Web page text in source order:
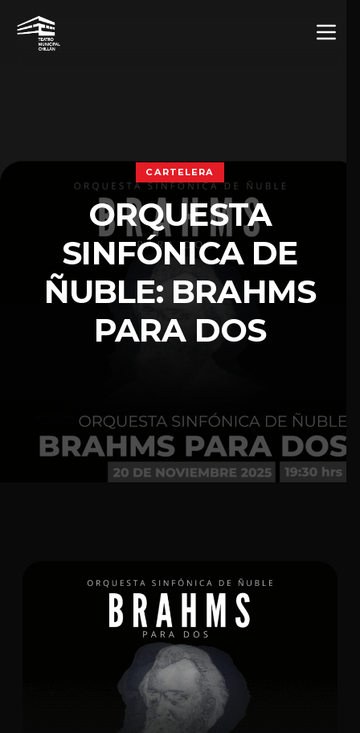
CARTELERA
ORQUESTA
SINFÓNICA DE
ÑUBLE: BRAHMS
PARA DOS